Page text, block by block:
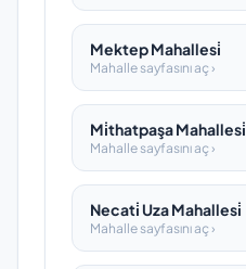
Mektep Mahallesi̇
Mahalle sayfasını aç ›
Mi̇thatpaşa Mahallesi̇
Mahalle sayfasını aç ›
Necati̇ Uza Mahallesi̇
Mahalle sayfasını aç ›